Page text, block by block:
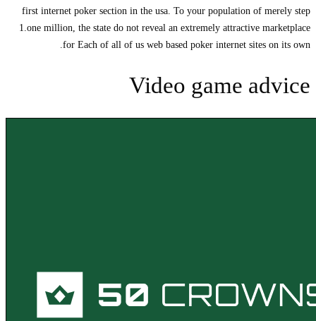
first internet poker section in the usa. To your population of merely step
1.one million, the state do not reveal an extremely attractive marketplace
for Each of all of us web based poker internet sites on its own.
Video game advice